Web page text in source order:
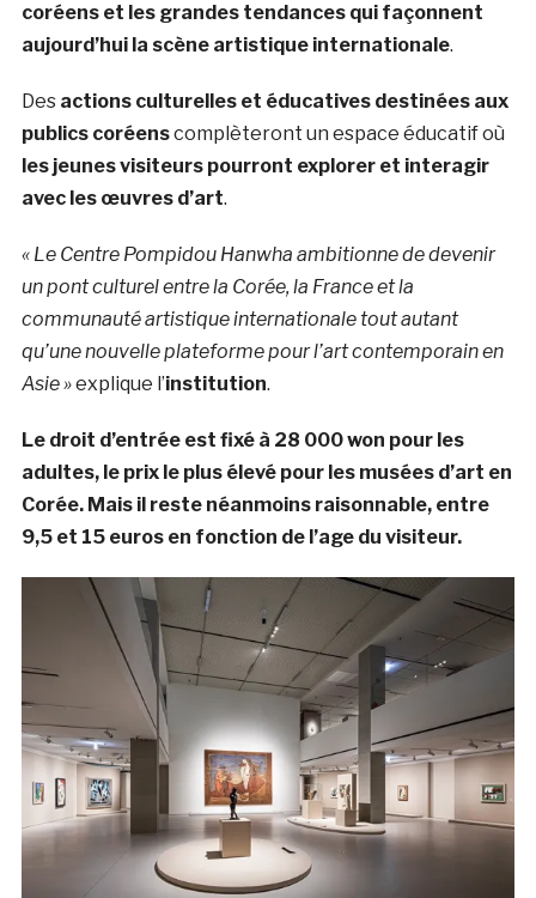
coréenset les grandes tendances qui façonnent
aujourd’hui la scène artistique internationale.
Des actions culturelles et éducatives destinées aux
publics coréenscomplèteront un espace éducatif où
les jeunes visiteurs pourront explorer et interagir
avec les œuvres d’art.
« Le Centre Pompidou Hanwha ambitionne de devenir
un pont culturel entre la Corée, la France et la
communauté artistique internationale tout autant
qu’une nouvelle plateforme pour l’art contemporain en
Asie »explique l’institution.
Le droit d’entrée est fixé à 28 000 won pour les
adultes, le prix le plus élevé pour les musées d’art en
Corée. Mais il reste néanmoins raisonnable, entre
9,5 et 15 euros en fonction de l’age du visiteur.